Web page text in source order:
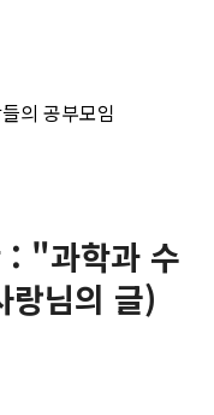
의 공부모임
: "과학과 수
님의 글)